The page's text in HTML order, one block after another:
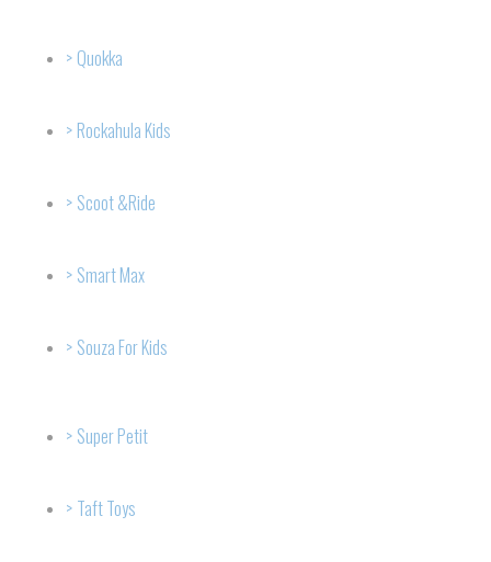
Quokka
Rockahula Kids
Scoot &Ride
Smart Max
Souza For Kids
Super Petit
Taft Toys